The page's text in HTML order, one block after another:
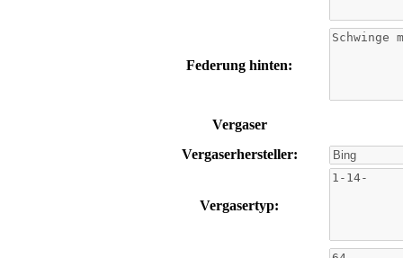
Federung hinten:
Vergaser
Vergaserhersteller:
Vergasertyp: